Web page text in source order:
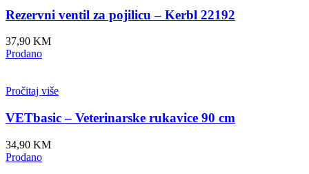
Rezervni ventil za pojilicu – Kerbl 22192
37,90 KM
Prodano
Pročitaj više
VETbasic – Veterinarske rukavice 90 cm
34,90 KM
Prodano